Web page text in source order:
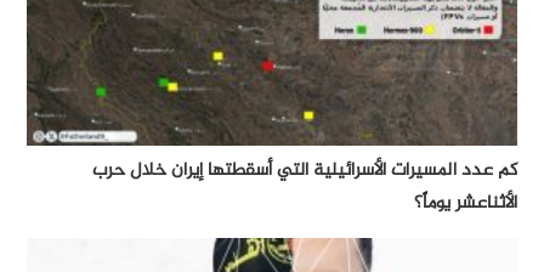
كم عدد المسيرات الأسرائيلية التي أسقطتها إيران خلال حرب
الأثناعشر يوماً؟